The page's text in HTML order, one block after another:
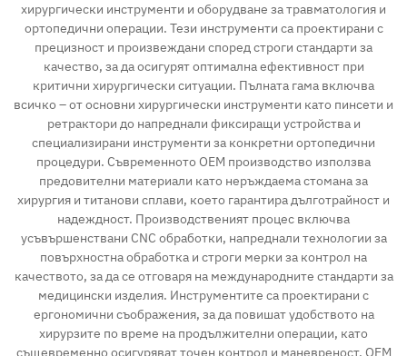
Контакт
хирургически инструменти и оборудване за травматология и
ортопедични операции. Тези инструменти са проектирани с
прецизност и произвеждани според строги стандарти за
качество, за да осигурят оптимална ефективност при
критични хирургически ситуации. Пълната гама включва
всичко – от основни хирургически инструменти като пинсети и
ретрактори до напреднали фиксиращи устройства и
специализирани инструменти за конкретни ортопедични
процедури. Съвременното OEM производство използва
предовителни материали като неръждаема стомана за
хирургия и титанови сплави, което гарантира дълготрайност и
надеждност. Производственият процес включва
усъвършенствани CNC обработки, напреднали технологии за
повърхностна обработка и строги мерки за контрол на
качеството, за да се отговаря на международните стандарти за
медицински изделия. Инструментите са проектирани с
ергономични съображения, за да повишат удобството на
хирурзите по време на продължителни операции, като
същевременно осигуряват точен контрол и маневреност. OEM